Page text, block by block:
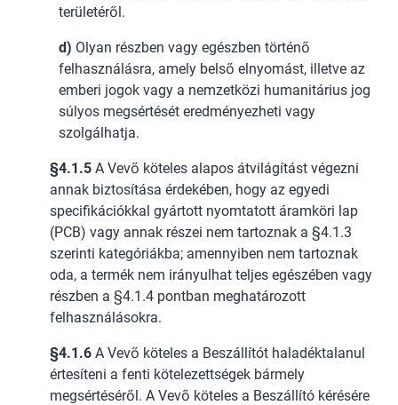
területéről.
d) Olyan részben vagy egészben történő
felhasználásra, amely belső elnyomást, illetve az
emberi jogok vagy a nemzetközi humanitárius jog
súlyos megsértését eredményezheti vagy
szolgálhatja.
§4.1.5 A Vevő köteles alapos átvilágítást végezni
annak biztosítása érdekében, hogy az egyedi
specifikációkkal gyártott nyomtatott áramköri lap
(PCB) vagy annak részei nem tartoznak a §4.1.3
szerinti kategóriákba; amennyiben nem tartoznak
oda, a termék nem irányulhat teljes egészében vagy
részben a §4.1.4 pontban meghatározott
felhasználásokra.
§4.1.6 A Vevő köteles a Beszállítót haladéktalanul
értesíteni a fenti kötelezettségek bármely
megsértéséről. A Vevő köteles a Beszállító kérésére